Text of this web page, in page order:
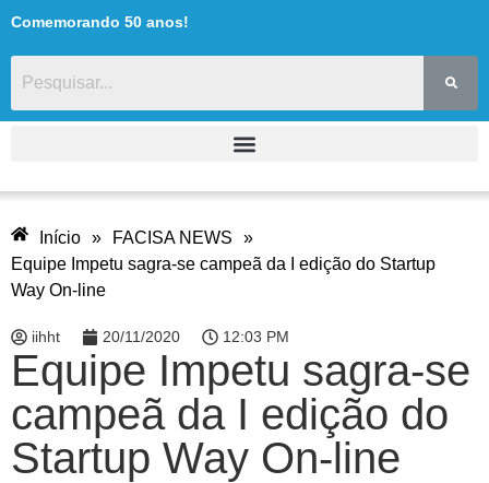
Comemorando 50 anos!
Início » FACISA NEWS
»
Equipe Impetu sagra-se campeã da I edição do Startup
Way On-line
iihht 20/11/2020 12:03 PM
Equipe Impetu sagra-se
campeã da I edição do
Startup Way On-line